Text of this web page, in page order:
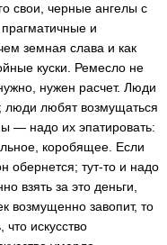
свои, черные ангелы с
и
земная слава и как
куски. Ремесло не
нужен расчет. Люди
любят возмущаться
— надо их эпатировать:
коробящее. Если
обернется; тут-то и надо
взять за это деньги,
возмущенно завопит, то
искусство